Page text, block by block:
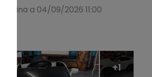
Termina a 04/09/2026 11:00
+1